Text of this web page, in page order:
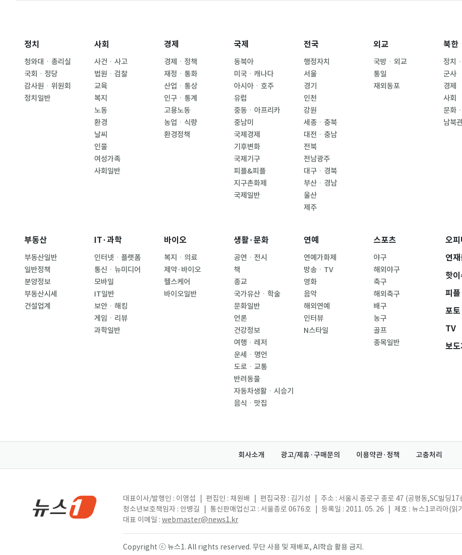
정치
청와대ㆍ총리실
국회ㆍ정당
감사원ㆍ위원회
정치일반
사회
사건ㆍ사고
법원ㆍ검찰
교육
복지
노동
환경
날씨
인물
여성가족
사회일반
경제
경제ㆍ정책
재정ㆍ통화
산업ㆍ통상
인구ㆍ통계
고용노동
농업ㆍ식량
환경정책
국제
동북아
미국ㆍ캐나다
아시아ㆍ호주
유럽
중동ㆍ아프리카
중남미
국제경제
기후변화
국제기구
피플&피플
지구촌화제
국제일반
전국
행정자치
서울
경기
인천
강원
세종ㆍ충북
대전ㆍ충남
전북
전남광주
대구ㆍ경북
부산ㆍ경남
울산
제주
외교
국방ㆍ외교
통일
재외동포
북한
정치
군사
경제
사회
문화
남북
부동산
부동산일반
일반정책
분양정보
부동산시세
건설업계
IT·과학
인터넷ㆍ플랫폼
통신ㆍ뉴미디어
모바일
IT일반
보안ㆍ해킹
게임ㆍ리뷰
과학일반
바이오
복지ㆍ의료
제약·바이오
헬스케어
바이오일반
생활·문화
공연ㆍ전시
책
종교
국가유산ㆍ학술
문화일반
언론
건강정보
여행ㆍ레저
운세ㆍ명언
도로ㆍ교통
반려동물
자동차생활ㆍ시승기
음식ㆍ맛집
연예
연예가화제
방송ㆍTV
영화
음악
해외연예
인터뷰
N스타일
스포츠
야구
해외야구
축구
해외축구
배구
농구
골프
종목일반
오
연
핫
피플
포토
TV
보
회사소개 광고/제휴·구매문의 이용약관·정책 고충처리
대표이사/발행인 : 이영섭 편집인 : 채원배 편집국장 : 김기성 주소 : 서울시 종로구 종로 47 (공평동,SC빌딩17
청소년보호책임자 : 안병길
통신판매업신고 : 서울종로 0676호 등록일 : 2011. 05. 26 제호 : 뉴스1코리아(읽
대표 이메일 : webmaster@news1.kr
Copyright ⓒ 뉴스1. All rights reserved. 무단 사용 및 재배포, AI학습 활용 금지.